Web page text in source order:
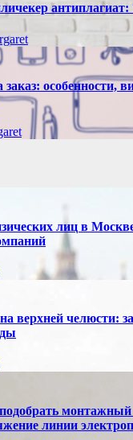
антиплагиат:
особенности,
лиц в
верхней челюсти:
линии